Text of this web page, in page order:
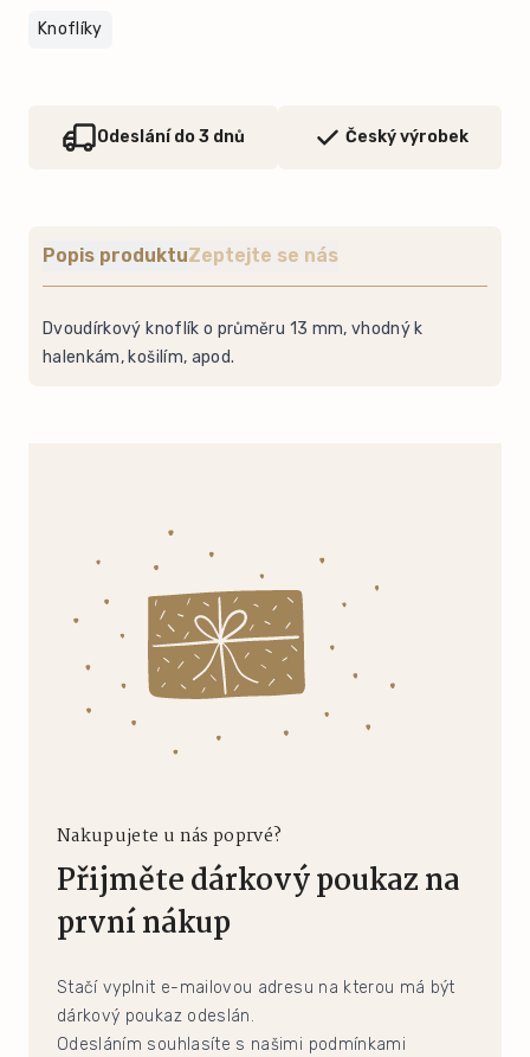
Knoflíky
Odeslání do 3 dnů Český výrobek
Popis produktuZeptejte se nás
Dvoudírkový knoflík o průměru 13 mm, vhodný k
halenkám, košilím, apod.
Nakupujete u nás poprvé?
Přijměte dárkový poukaz na
první nákup
Stačí vyplnit e-mailovou adresu na kterou má být
dárkový poukaz odeslán.
Odesláním souhlasíte s našimi podmínkami